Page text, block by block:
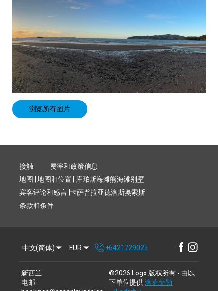
浏览所有图片
接触
费率和政策信息
地图 | 地图和位置 | 库珀斯海滩熊海滩别墅
宾客评论和感言 |卡萨普拉亚德洛斯奥索斯
条款和条件
中文(简体) EUR +6421729025
新西兰
电邮:
©2026 Logo 版权所有 - 由以
下单位提供 洛克菲勒